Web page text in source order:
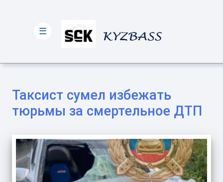
Таксист сумел избежать
тюрьмы за смертельное ДТП
☰